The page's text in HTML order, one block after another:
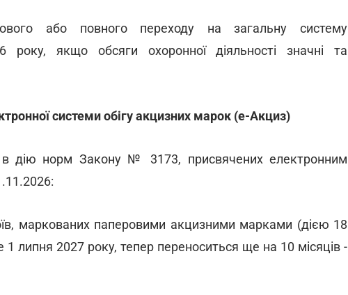
або повного переходу на загальну систему
якщо обсяги охоронної діяльності значні та
системи обігу акцизних марок (е-Акциз)
в дію норм Закону № 3173, присвячених електронним
маркованих паперовими акцизними марками (дією 18
1 липня 2027 року, тепер переноситься ще на 10 місяців -